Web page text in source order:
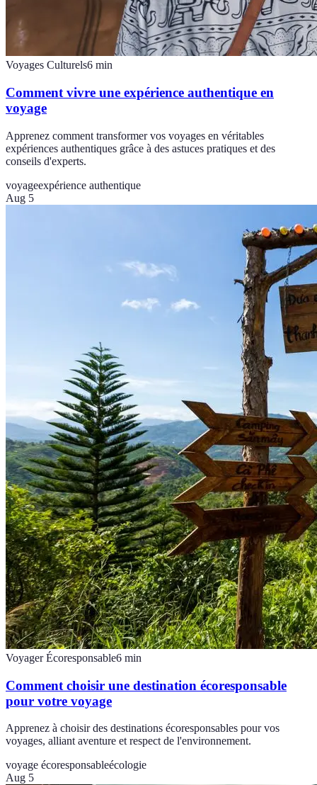
Voyages Culturels6 min
Comment vivre une expérience authentique en
voyage
Apprenez comment transformer vos voyages en véritables
expériences authentiques grâce à des astuces pratiques et des
conseils d'experts.
voyageexpérience authentique
Aug 5
Voyager Écoresponsable6 min
Comment choisir une destination écoresponsable
pour votre voyage
Apprenez à choisir des destinations écoresponsables pour vos
voyages, alliant aventure et respect de l'environnement.
voyage écoresponsableécologie
Aug 5